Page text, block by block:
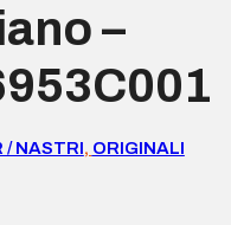
–
/ NASTRI, ORIGINALI